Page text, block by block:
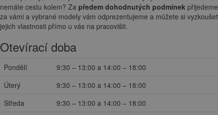
nemáte cestu kolem? Za předem dohodnutých podmínek přijedeme
za vámi a vybrané modely vám odprezentujeme a můžete si vyzkoušet
jejich vlastnosti přímo u vás na pracovišti.
Otevírací doba
Pondělí
9:30 – 13:00 a 14:00 – 18:00
Úterý
9:30 – 13:00 a 14:00 – 18:00
Středa
9:30 – 13:00 a 14:00 – 18:00